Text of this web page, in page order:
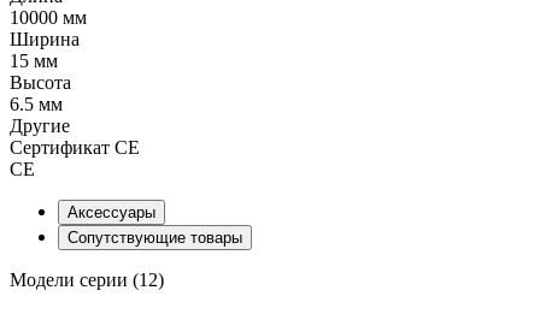
10000 мм
Ширина
15 мм
Высота
6.5 мм
Другие
Сертификат CE
CE
Аксессуары
Сопутствующие товары
Модели серии (12)